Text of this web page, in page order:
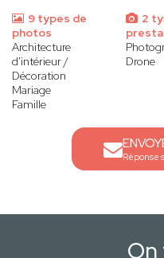
9 types de
photos
Architecture
d'intérieur /
Décoration
Mariage
Famille
2
Drone
Réponse